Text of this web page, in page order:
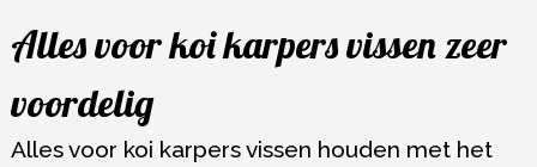
naar
inhoud
Alles voor koi karpers vissen zeer
voordelig
Alles voor koi karpers vissen houden met het